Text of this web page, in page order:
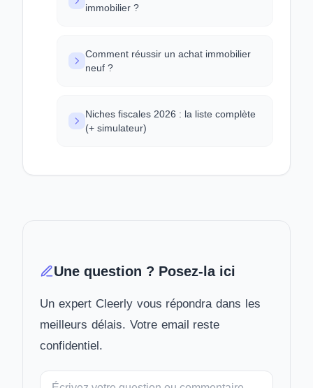
immobilier ?
Comment réussir un achat immobilier
neuf ?
Niches fiscales 2026 : la liste complète
(+ simulateur)
Une question ? Posez-la ici
Un expert Cleerly vous répondra dans les
meilleurs délais. Votre email reste
confidentiel.
Votre